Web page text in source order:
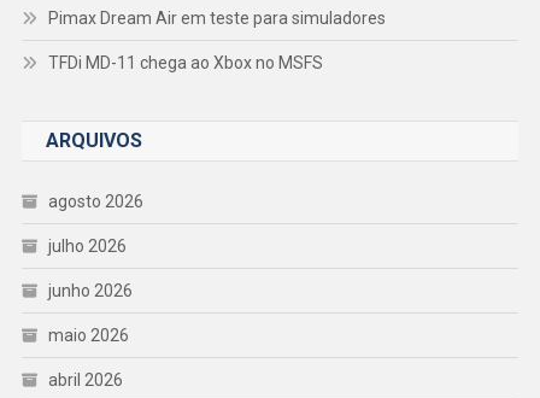
Pimax Dream Air em teste para simuladores
TFDi MD-11 chega ao Xbox no MSFS
ARQUIVOS
agosto 2026
julho 2026
junho 2026
maio 2026
abril 2026